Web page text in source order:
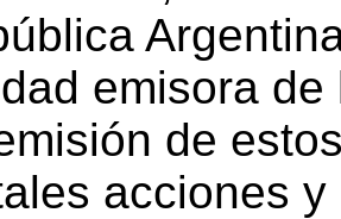
emisora
de
acciones y